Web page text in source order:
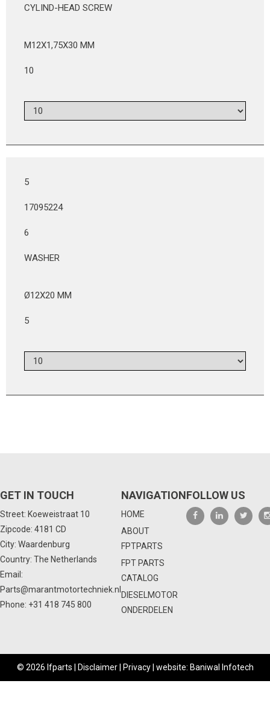
CYLIND-HEAD SCREW
M12X1,75X30 MM
10
5
17095224
6
WASHER
Ø12X20 MM
5
GET IN TOUCH
Street: Koeweistraat 10
Zipcode: 4181 CD
City: Waardenburg
Country: The Netherlands
Email:
Parts@marantmotortechniek.nl
Phone: +31 418 745 800
NAVIGATION
HOME
ABOUT
FPTPARTS
FPT PARTS
CATALOG
DIESELMOTOR
ONDERDELEN
FOLLOW US
© 2026 Ifparts | Disclaimer| Privacy| website: Baniwal Infotech